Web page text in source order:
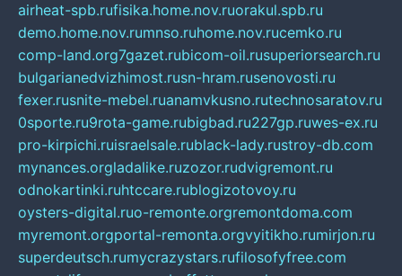
airheat-spb.rufisika.home.nov.ruorakul.spb.ru
demo.home.nov.rumnso.ruhome.nov.rucemko.ru
comp-land.org7gazet.rubicom-oil.rusuperiorsearch.ru
bulgarianedvizhimost.rusn-hram.rusenovosti.ru
fexer.rusnite-mebel.ruanamvkusno.rutechnosaratov.ru
0sporte.ru9rota-game.rubigbad.ru227gp.ruwes-ex.ru
pro-kirpichi.ruisraelsale.rublack-lady.rustroy-db.com
mynances.orgladalike.ruzozor.rudvigremont.ru
odnokartinki.ruhtccare.rublogizotovoy.ru
oysters-digital.ruo-remonte.orgremontdoma.com
myremont.orgportal-remonta.orgvyitikho.rumirjon.ru
superdeutsch.rumycrazystars.rufilosofyfree.com